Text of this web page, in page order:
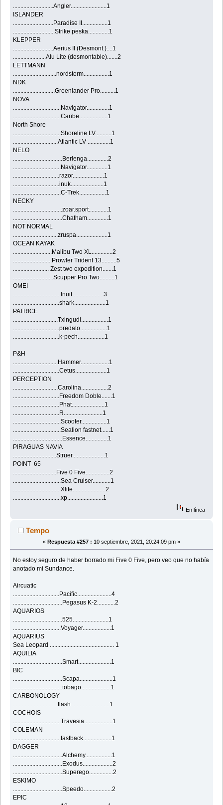
...........................Angler........................1
ISLANDER
...........................Paradise II.................1
............................Strike peska..............1
KLEPPER
...........................Aerius II (Desmont.)....1
......................Alu Lite (desmontable).......2
LETTMANN
.............................nordsterm.................1
NDK
............................Greenlander Pro..........1
NOVA
................................Navigator...............1
................................Caribe...................1
North Shore
................................Shoreline LV...........1
..............................Atlantic LV ...............1
NELO
.................................Berlenga..............2
................................Navigator..............1
...............................razor.....................1
...............................inuk......................1
................................C-Trek..................1
NECKY
.................................zoar.sport.............1
.................................Chatham..............1
NOT NORMAL
..............................zruspa.....................1
OCEAN KAYAK
..........................Malibu Two XL..............2
..........................Prowler Trident 13..........5
........................ Zest two expedition.......1
...........................Scupper Pro Two..........1
OMEI
................................Inuit.....................3
...............................shark.....................1
PATRICE
..............................Txingudi..................1
...............................predato..................1
...............................k-pech..................1
P&H
..............................Hammer...................1
...............................Cetus.....................1
PERCEPTION
..............................Carolina..................2
...............................Freedom Doble.......1
...............................Phat......................1
...............................R..........................1
................................Scooter.................1
................................Sealion fastnet......1
.................................Essence...............1
PIRAGUAS NAVIA
.............................Struer......................1
POINT 65
.............................Five 0 Five................2
................................Sea Cruiser............1
................................Xlite......................2
................................xp........................1
En línea
Tempo
« Respuesta #257 : 10 septiembre, 2021, 20:24:09 pm »
No estoy seguro de haber borrado mi Five 0 Five, pero veo que no había
anotado mi Sundance.
Aircuatic
...............................Pacific.......................4
.................................Pegasus K-2............2
AQUARIOS
.................................525........................1
................................Voyager...................1
AQUARIUS
Sea Leopard ........................................... 1
AQUILIA
.................................Smart......................1
BIC
.................................Scapa......................1
.................................tobago....................1
CARBONOLOGY
..............................flash..........................1
COCHOIS
................................Travesia...................1
COLEMAN
................................fastback...................1
DAGGER
.................................Alchemy..................1
.................................Exodus....................2
.................................Superego................2
ESKIMO
.................................Speedo...................2
EPIC